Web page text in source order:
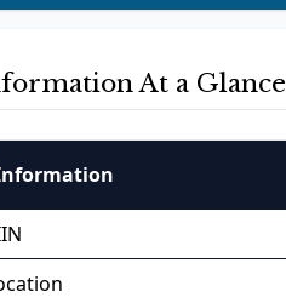
At a Glance